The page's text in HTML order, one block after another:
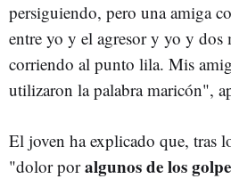
persiguiendo, pero una amiga
entre yo y el agresor y yo y dos
corriendo al punto lila. Mis
utilizaron la palabra maricón",
El joven ha explicado que, tras
"dolor poralgunos de los